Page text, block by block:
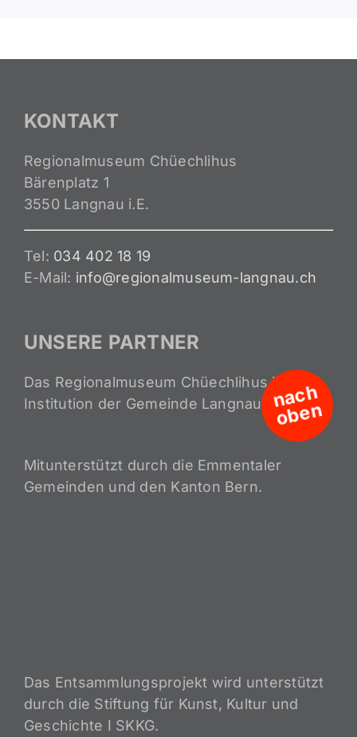
n
a
c
h
o
b
e
n
KONTAKT
Regionalmuseum Chüechlihus
Bärenplatz 1
3550 Langnau i.E.
Tel: 034 402 18 19
E-Mail: info@regionalmuseum-langnau.ch
UNSERE PARTNER
Das Regionalmuseum Chüechlihus ist eine
Institution der Gemeinde Langnau i.E.
Mitunterstützt durch die Emmentaler
Gemeinden und den Kanton Bern.
Das Entsammlungsprojekt wird unterstützt
durch die Stiftung für Kunst, Kultur und
Geschichte I SKKG.